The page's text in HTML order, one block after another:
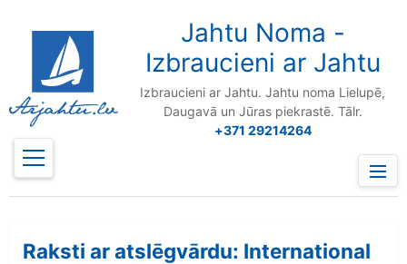
Jahtu Noma -
Izbraucieni ar Jahtu
Izbraucieni ar Jahtu. Jahtu noma Lielupē,
Daugavā un Jūras piekrastē. Tālr.
+371 29214264
Menu
Raksti ar atslēgvārdu: International